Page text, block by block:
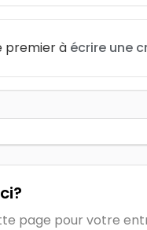
premier à écrire une
page pour votre